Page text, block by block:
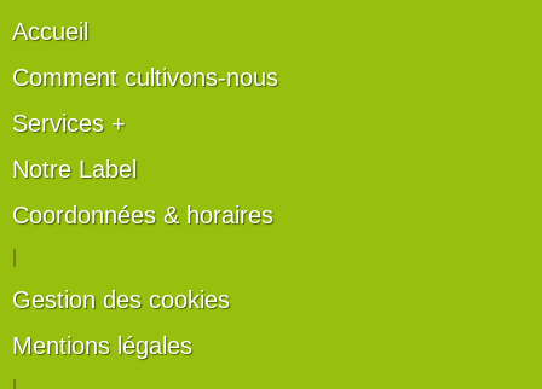
Accueil
Comment cultivons-nous
Services +
Notre Label
Coordonnées & horaires
Gestion des cookies
Mentions légales